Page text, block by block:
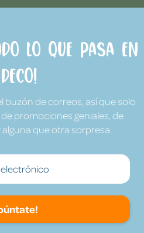
lo que pasa en
buzón de correos, así que solo
promociones geniales, de
que otra sorpresa.